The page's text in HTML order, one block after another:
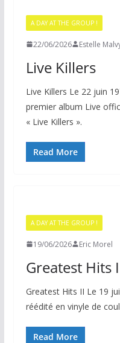
A DAY AT THE GROUP !
22/06/2026 Estelle
Live Killers
Live Killers Le 22 juin
premier album Live
« Live Killers ».
Read More
A DAY AT THE GROUP !
19/06/2026 Eric Morel
Greatest Hits
Greatest Hits II Le 19
réédité en vinyle de
Read More